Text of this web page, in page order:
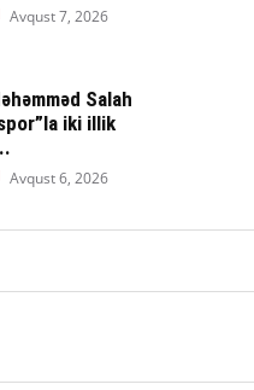
Avqust 7, 2026
Salah
iki illik
Avqust 6, 2026